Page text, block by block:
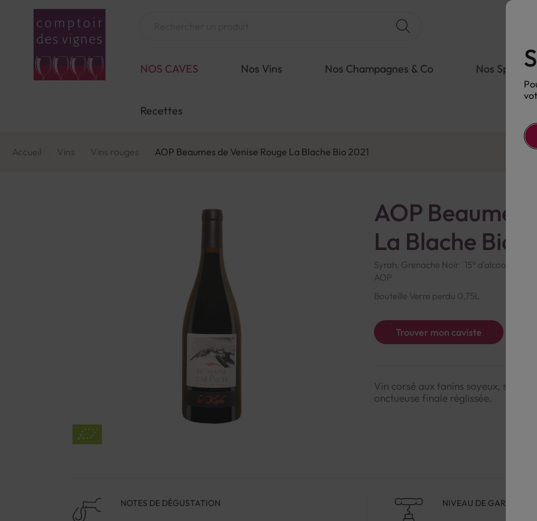
NOS CAVES Nos Vins Nos Champagnes & Co Nos
Recettes
Accueil Vins Vins rouges AOP Beaumes de Venise Rouge La Blache Bio 2021
AOP Beaumes
La Blache Bio
Syrah, Grenache Noir 15° d'alcool
AOP
Bouteille Verre perdu 0,75L
Trouver mon caviste
Vin corsé aux tanins soyeux, son nez
onctueuse finale réglissée.
NOTES DE DÉGUSTATION NIVEAU DE GARDE